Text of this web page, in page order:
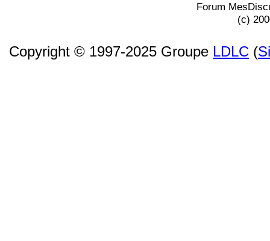
Forum
(c)
Copyright © 1997-2025 Groupe LDLC (